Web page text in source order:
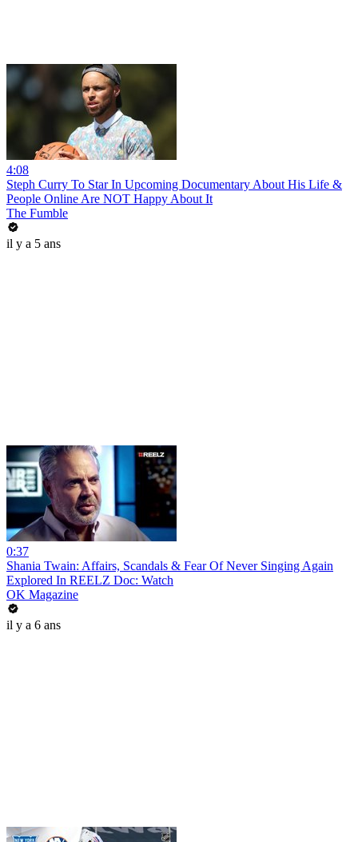
4:08
Steph Curry To Star In Upcoming Documentary About His Life &
People Online Are NOT Happy About It
The Fumble
il y a 5 ans
0:37
Shania Twain: Affairs, Scandals & Fear Of Never Singing Again
Explored In REELZ Doc: Watch
OK Magazine
il y a 6 ans